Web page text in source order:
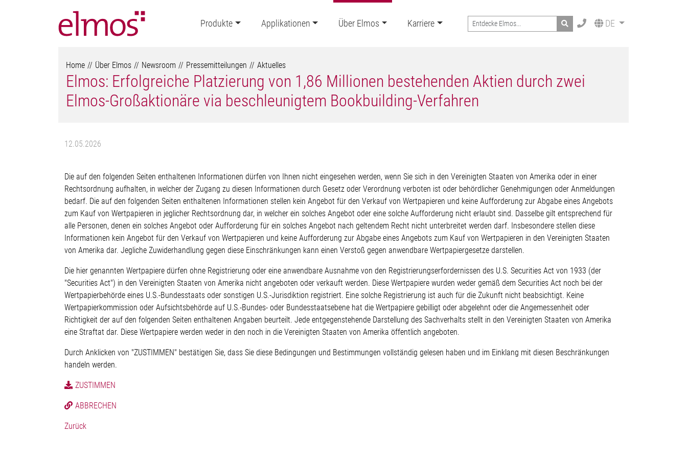
Produkte Applikationen Über Elmos Karriere Search DE
Home Über Elmos Newsroom Pressemitteilungen Aktuelles
Elmos: Erfolgreiche Platzierung von 1,86 Millionen bestehenden Aktien durch zwei
Elmos-Großaktionäre via beschleunigtem Bookbuilding-Verfahren
12.05.2026
Die auf den folgenden Seiten enthaltenen Informationen dürfen von Ihnen nicht eingesehen werden, wenn Sie sich in den Vereinigten Staaten von Amerika oder in einer
Rechtsordnung aufhalten, in welcher der Zugang zu diesen Informationen durch Gesetz oder Verordnung verboten ist oder behördlicher Genehmigungen oder Anmeldungen
bedarf. Die auf den folgenden Seiten enthaltenen Informationen stellen kein Angebot für den Verkauf von Wertpapieren und keine Aufforderung zur Abgabe eines Angebots
zum Kauf von Wertpapieren in jeglicher Rechtsordnung dar, in welcher ein solches Angebot oder eine solche Aufforderung nicht erlaubt sind. Dasselbe gilt entsprechend für
alle Personen, denen ein solches Angebot oder Aufforderung für ein solches Angebot nach geltendem Recht nicht unterbreitet werden darf. Insbesondere stellen diese
Informationen kein Angebot für den Verkauf von Wertpapieren und keine Aufforderung zur Abgabe eines Angebots zum Kauf von Wertpapieren in den Vereinigten Staaten
von Amerika dar. Jegliche Zuwiderhandlung gegen diese Einschränkungen kann einen Verstoß gegen anwendbare Wertpapiergesetze darstellen.
Die hier genannten Wertpapiere dürfen ohne Registrierung oder eine anwendbare Ausnahme von den Registrierungserfordernissen des U.S. Securities Act von 1933 (der
"Securities Act") in den Vereinigten Staaten von Amerika nicht angeboten oder verkauft werden. Diese Wertpapiere wurden weder gemäß dem Securities Act noch bei der
Wertpapierbehörde eines U.S.-Bundesstaats oder sonstigen U.S.-Jurisdiktion registriert. Eine solche Registrierung ist auch für die Zukunft nicht beabsichtigt. Keine
Wertpapierkommission oder Aufsichtsbehörde auf U.S.-Bundes- oder Bundesstaatsebene hat die Wertpapiere gebilligt oder abgelehnt oder die Angemessenheit oder
Richtigkeit der auf den folgenden Seiten enthaltenen Angaben beurteilt. Jede entgegenstehende Darstellung des Sachverhalts stellt in den Vereinigten Staaten von Amerika
eine Straftat dar. Diese Wertpapiere werden weder in den noch in die Vereinigten Staaten von Amerika öffentlich angeboten.
Durch Anklicken von "ZUSTIMMEN" bestätigen Sie, dass Sie diese Bedingungen und Bestimmungen vollständig gelesen haben und im Einklang mit diesen Beschränkungen
handeln werden.
ZUSTIMMEN
ABBRECHEN
Zurück